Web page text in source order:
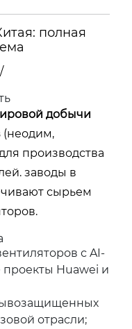
полная
добычи
(неодим,
производства
заводы в
сырьем
с AI-
Huawei и
отрасли;